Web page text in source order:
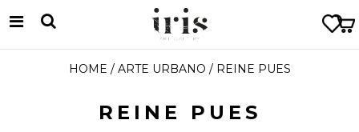
HOME / ARTE URBANO / REINE PUES
REINE PUES